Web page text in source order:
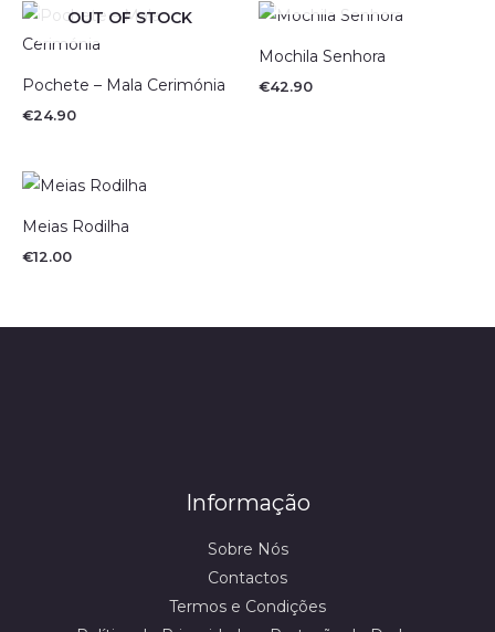
OUT OF STOCK
Pochete – Mala Cerimónia
€24.90
Mochila Senhora
€42.90
Meias Rodilha
€12.00
Informação
Sobre Nós
Contactos
Termos e Condições